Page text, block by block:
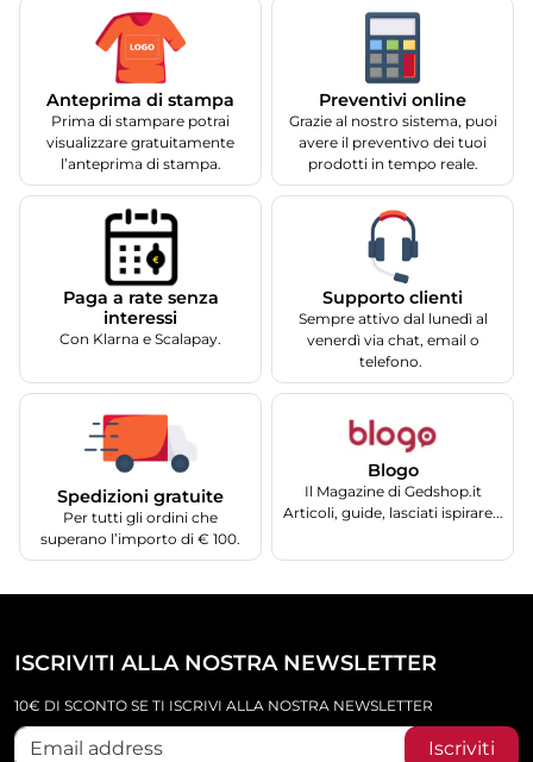
Anteprima di stampa
Prima di stampare potrai
visualizzare gratuitamente
l’anteprima di stampa.
Preventivi online
Grazie al nostro sistema, puoi
avere il preventivo dei tuoi
prodotti in tempo reale.
Paga a rate senza
interessi
Con Klarna e Scalapay.
Supporto clienti
Sempre attivo dal lunedì al
venerdì via chat, email o
telefono.
Spedizioni gratuite
Per tutti gli ordini che
superano l’importo di € 100.
Blogo
Il Magazine di Gedshop.it
Articoli, guide, lasciati ispirare...
ISCRIVITI ALLA NOSTRA NEWSLETTER
10€ DI SCONTO SE TI ISCRIVI ALLA NOSTRA NEWSLETTER
Iscriviti